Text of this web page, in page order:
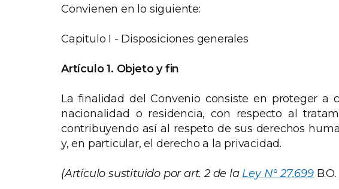
Convienen en lo siguiente:
Capitulo I - Disposiciones generales
Artículo 1. Objeto y fin
La finalidad del Convenio consiste en proteger a
nacionalidad o residencia, con respecto al
contribuyendo así al respeto de sus derechos
y, en particular, el derecho a la privacidad.
(Artículo sustituido por art. 2 de la Ley N° 27.699B.O.